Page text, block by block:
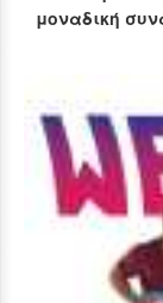
μοναδική